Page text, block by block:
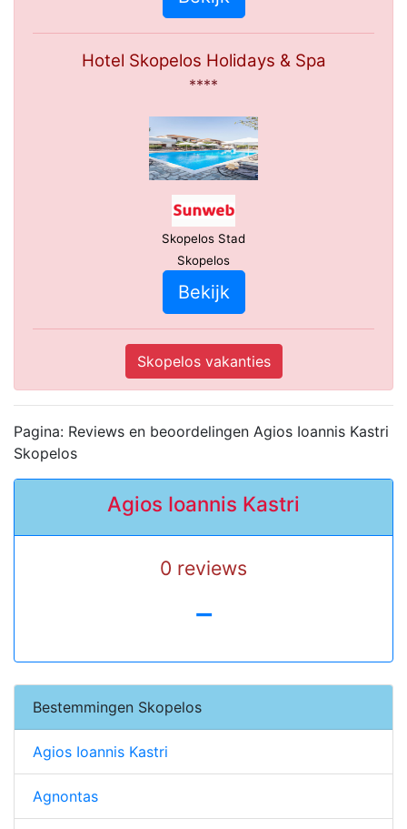
Hotel Skopelos Holidays & Spa
****
Skopelos Stad
Skopelos
Bekijk
Skopelos vakanties
Pagina: Reviews en beoordelingen Agios Ioannis Kastri
Skopelos
Agios Ioannis Kastri
0 reviews
-
Bestemmingen Skopelos
Agios Ioannis Kastri
Agnontas